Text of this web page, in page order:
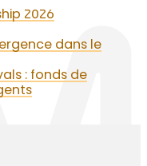
2026
dans le
: fonds de